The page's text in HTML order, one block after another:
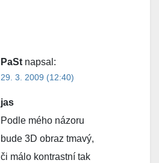
PaSt napsal:
29. 3. 2009 (12:40)
jas
Podle mého názoru
bude 3D obraz tmavý,
či málo kontrastní tak